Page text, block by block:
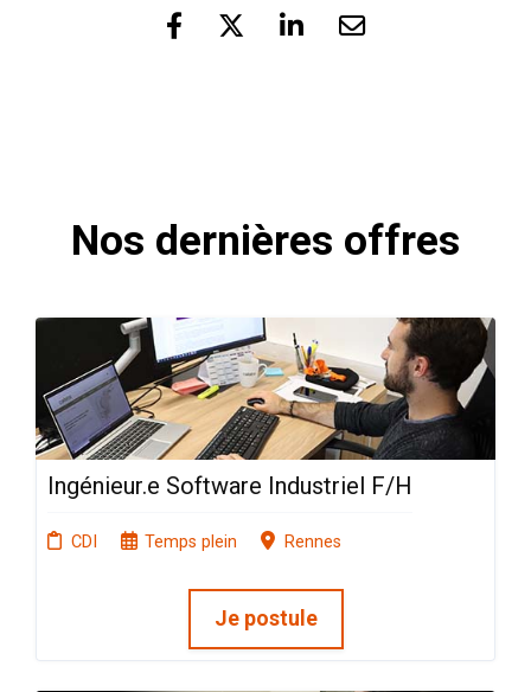
Nos dernières offres
Ingénieur.e Software Industriel F/H
CDI Temps plein Rennes
Je postule